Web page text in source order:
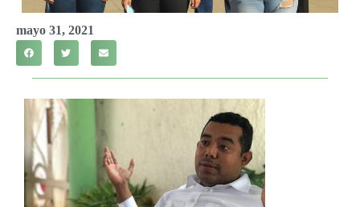
mayo 31, 2021